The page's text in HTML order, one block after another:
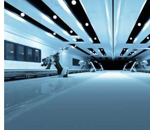
marknaden”